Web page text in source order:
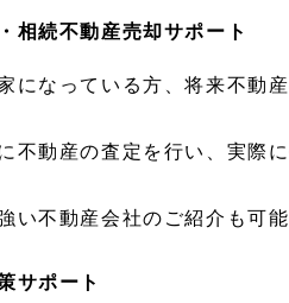
相続不動産売却サポート
になっている方、将来不動
不動産の査定を行い、実際
い不動産会社のご紹介も可能
サポート